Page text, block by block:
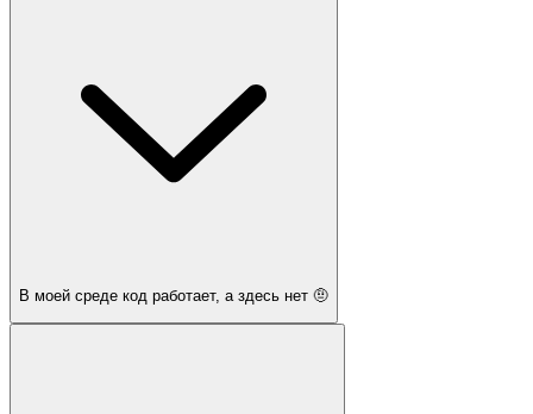
В моей среде код работает, а здесь нет 🤨